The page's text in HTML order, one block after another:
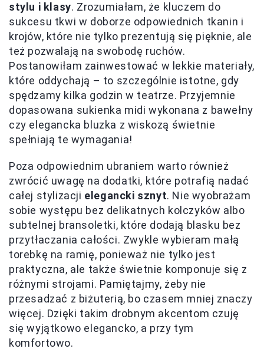
stylu i klasy. Zrozumiałam, że kluczem do
sukcesu tkwi w doborze odpowiednich tkanin i
krojów, które nie tylko prezentują się pięknie, ale
też pozwalają na swobodę ruchów.
Postanowiłam zainwestować w lekkie materiały,
które oddychają – to szczególnie istotne, gdy
spędzamy kilka godzin w teatrze. Przyjemnie
dopasowana sukienka midi wykonana z bawełny
czy elegancka bluzka z wiskozą świetnie
spełniają te wymagania!
Poza odpowiednim ubraniem warto również
zwrócić uwagę na dodatki, które potrafią nadać
całej stylizacji elegancki sznyt. Nie wyobrażam
sobie występu bez delikatnych kolczyków albo
subtelnej bransoletki, które dodają blasku bez
przytłaczania całości. Zwykle wybieram małą
torebkę na ramię, ponieważ nie tylko jest
praktyczna, ale także świetnie komponuje się z
różnymi strojami. Pamiętajmy, żeby nie
przesadzać z biżuterią, bo czasem mniej znaczy
więcej. Dzięki takim drobnym akcentom czuję
się wyjątkowo elegancko, a przy tym
komfortowo.